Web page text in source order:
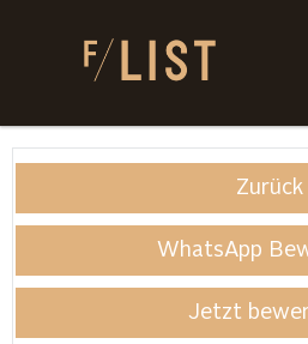
Zurück
WhatsApp
Jetzt